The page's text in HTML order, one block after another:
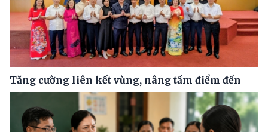
Tăng cường liên kết vùng, nâng tầm điểm đến